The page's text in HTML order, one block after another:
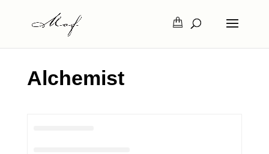
Alchemist